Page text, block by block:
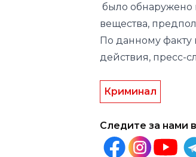
было обнаружено
вещества,
По данному факту
действия, пресс-
Криминал
Следите за нами